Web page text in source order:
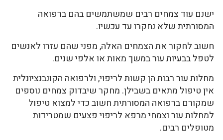
ישנם עוד צמחים רבים שמשתמשים בהם ברפואה
המסורתית שלא נחקרו עד עכשיו.
חשוב לחקור את הצמחים האלה, מפני שהם עזרו לאנשים
לטפל בבעיות עור במשך מאות או אלפי שנים.
מחלות עור רבות הן קשות לריפוי, ולרפואה הקונבנציונלית
אין טיפול מתאים בשבילן. מחקר שיבדוק צמחים נוספים
שמקורם ברפואה המסורתית חשוב כדי למצוא טיפול
למחלות עור וצמחי מרפא לריפוי פצעים שמטרידות
מטופלים רבים.